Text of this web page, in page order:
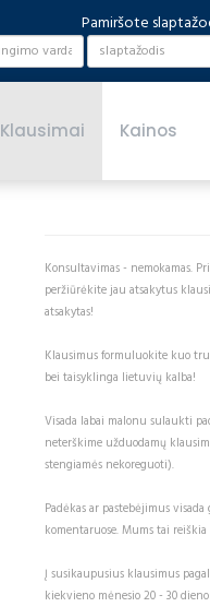
Pamiršote
Klausimai Kainos
Konsultavimas - nemokamas.
peržiūrėkite jau atsakytus
atsakytas!
Klausimus formuluokite kuo
bei taisyklinga lietuvių kalba!
Visada labai malonu sulaukti
neterškime užduodamų
stengiamės nekoreguoti).
Padėkas ar pastebėjimus
komentaruose. Mums tai
Į susikaupusius klausimus
kiekvieno mėnesio 20 - 30